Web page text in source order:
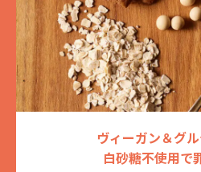
ヴィーガン＆グ
白砂糖不使用で